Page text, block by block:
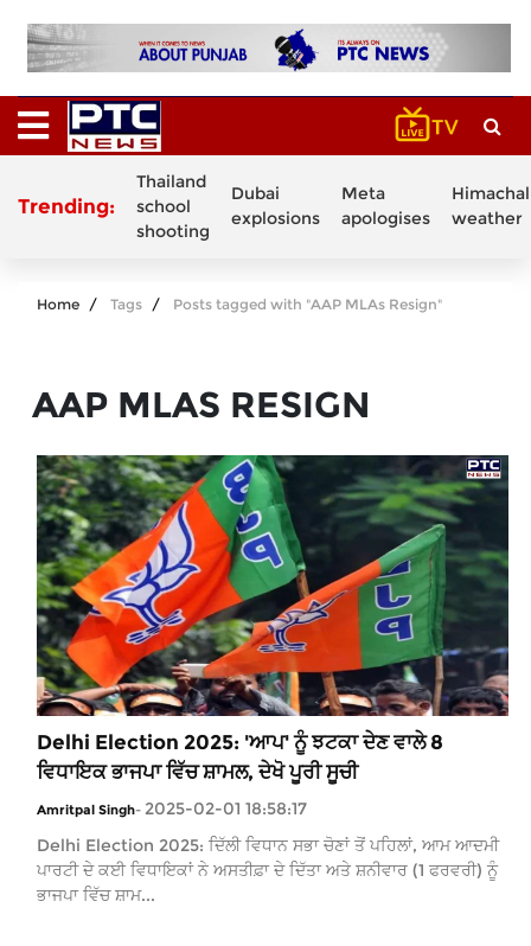
Trending:
Thailand
school
shooting
Dubai
explosions
Meta
apologises
Himachal
weather
Home Tags Posts tagged with "AAP MLAs Resign"
AAP MLAS RESIGN
Delhi Election 2025: 'ਆਪ' ਨੂੰ ਝਟਕਾ ਦੇਣ ਵਾਲੇ 8
ਵਿਧਾਇਕ ਭਾਜਪਾ ਵਿੱਚ ਸ਼ਾਮਲ, ਦੇਖੋ ਪੂਰੀ ਸੂਚੀ
Amritpal Singh- 2025-02-01 18:58:17
Delhi Election 2025: ਦਿੱਲੀ ਵਿਧਾਨ ਸਭਾ ਚੋਣਾਂ ਤੋਂ ਪਹਿਲਾਂ, ਆਮ ਆਦਮੀ
ਪਾਰਟੀ ਦੇ ਕਈ ਵਿਧਾਇਕਾਂ ਨੇ ਅਸਤੀਫ਼ਾ ਦੇ ਦਿੱਤਾ ਅਤੇ ਸ਼ਨੀਵਾਰ (1 ਫਰਵਰੀ) ਨੂੰ
ਭਾਜਪਾ ਵਿੱਚ ਸ਼ਾਮ...